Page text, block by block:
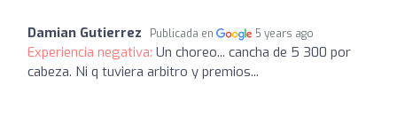
Damian Gutierrez Publicada en 5 years ago
Experiencia negativa: Un choreo... cancha de 5 300 por
cabeza. Ni q tuviera arbitro y premios...